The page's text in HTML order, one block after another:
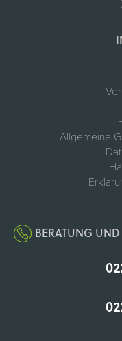
Allgemeine
BERATUNG UND